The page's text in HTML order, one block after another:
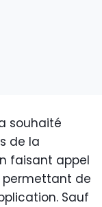
souhaité
de la
faisant appel
permettant de
Sauf